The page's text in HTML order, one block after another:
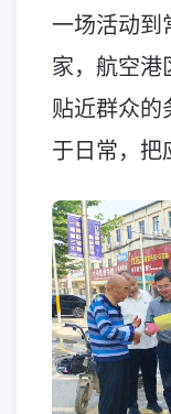
一场活动到
家，航空港
贴近群众的
于日常，把